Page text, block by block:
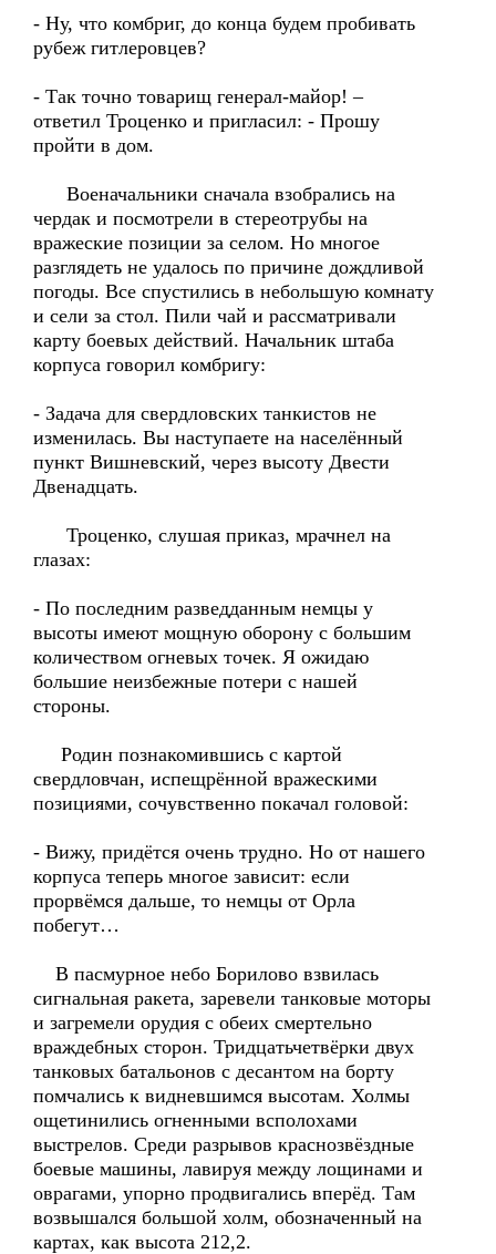
- Ну, что комбриг, до конца будем пробивать
рубеж гитлеровцев?
- Так точно товарищ генерал-майор! –
ответил Троценко и пригласил: - Прошу
пройти в дом.
Военачальники сначала взобрались на
чердак и посмотрели в стереотрубы на
вражеские позиции за селом. Но многое
разглядеть не удалось по причине дождливой
погоды. Все спустились в небольшую комнату
и сели за стол. Пили чай и рассматривали
карту боевых действий. Начальник штаба
корпуса говорил комбригу:
- Задача для свердловских танкистов не
изменилась. Вы наступаете на населённый
пункт Вишневский, через высоту Двести
Двенадцать.
Троценко, слушая приказ, мрачнел на
глазах:
- По последним разведданным немцы у
высоты имеют мощную оборону с большим
количеством огневых точек. Я ожидаю
большие неизбежные потери с нашей
стороны.
Родин познакомившись с картой
свердловчан, испещрённой вражескими
позициями, сочувственно покачал головой:
- Вижу, придётся очень трудно. Но от нашего
корпуса теперь многое зависит: если
прорвёмся дальше, то немцы от Орла
побегут…
В пасмурное небо Борилово взвилась
сигнальная ракета, заревели танковые моторы
и загремели орудия с обеих смертельно
враждебных сторон. Тридцатьчетвёрки двух
танковых батальонов с десантом на борту
помчались к видневшимся высотам. Холмы
ощетинились огненными всполохами
выстрелов. Среди разрывов краснозвёздные
боевые машины, лавируя между лощинами и
оврагами, упорно продвигались вперёд. Там
возвышался большой холм, обозначенный на
картах, как высота 212,2.